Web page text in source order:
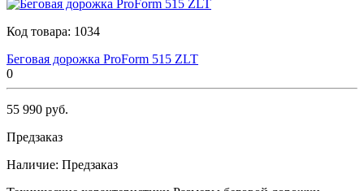
Код товара: 1034
Беговая дорожка ProForm 515 ZLT
0
55 990 руб.
Предзаказ
Наличие: Предзаказ